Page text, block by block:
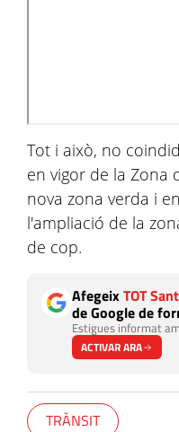
Tot i això, no
en vigor de la Zona
nova zona verda i
l'ampliació de la
de cop.
AfegeixTOT
de Google de
Estigues informat
ACTIVAR ARA
TRÀNSIT